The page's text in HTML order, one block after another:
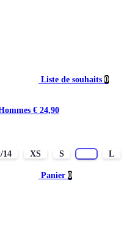
Liste de souhaits 0
Panier 0
€ 24,90
14 XS S
L